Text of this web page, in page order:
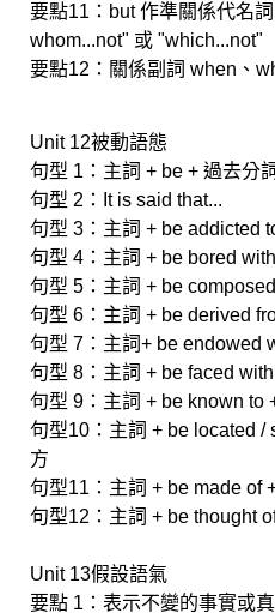
要點11：but 作準關係代名
whom...not" 或 "which...not"
要點12：關係副詞 when、
Unit 12被動語態
句型 1：主詞 + be + 過去分
句型 2：It is said that...
句型 3：主詞 + be addicted
句型 4：主詞 + be bored with
句型 5：主詞 + be
句型 6：主詞 + be derived
句型 7：主詞+ be endowed
句型 8：主詞 + be faced
句型 9：主詞 + be known to
句型10：主詞 + be located /
方
句型11：主詞 + be made of
句型12：主詞 + be thought
Unit 13假設語氣
要點 1：表示不變的事實或